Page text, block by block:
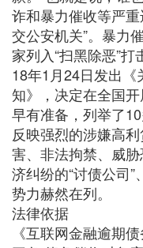
诈和暴力催收等严
交公安机关”。暴力
家列入“扫黑除恶”
18年1月24日发出《
知》，决定在全国
早有准备，列举了
反映强烈的涉嫌高
害、非法拘禁、威
济纠纷的“讨债公司”
势力赫然在列。
法律依据
《互联网金融逾期